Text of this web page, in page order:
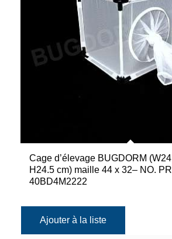
Cage d’élevage BUGDORM
H24.5 cm) maille 44 x 32– NO.
40BD4M2222
Ajouter à la liste